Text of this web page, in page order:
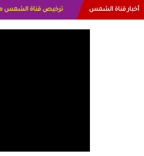
أخبار قناة الشمس